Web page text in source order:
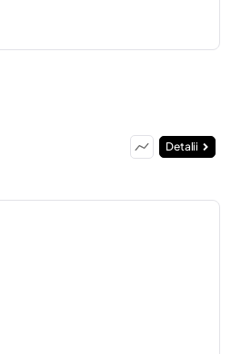
Detalii